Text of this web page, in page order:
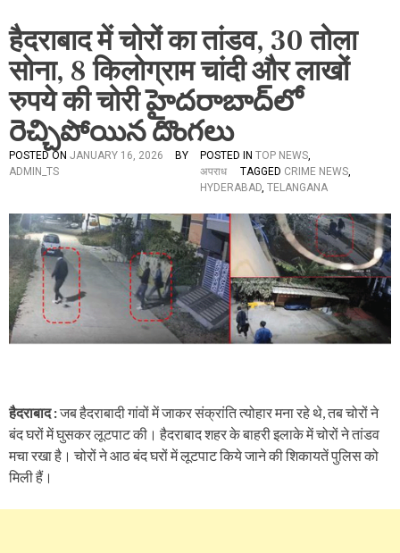
हैदराबाद में चोरों का तांडव, 30 तोला
सोना, 8 किलोग्राम चांदी और लाखों
रुपये की चोरी హైదరాబాద్⁭లో
రెచ్చిపోయిన దొంగలు
POSTED ON JANUARY 16, 2026
BY
ADMIN_TS
POSTED IN TOP NEWS,
अपराध
TAGGED CRIME NEWS,
HYDERABAD, TELANGANA
हैदराबाद :जब हैदराबादी गांवों में जाकर संक्रांति त्योहार मना रहे थे, तब चोरों ने
बंद घरों में घुसकर लूटपाट की। हैदराबाद शहर के बाहरी इलाके में चोरों ने तांडव
मचा रखा है। चोरों ने आठ बंद घरों में लूटपाट किये जाने की शिकायतें पुलिस को
मिली हैं।